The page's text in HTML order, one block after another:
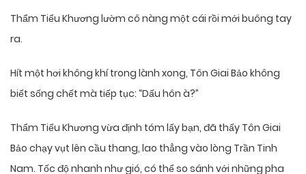
Thẩm Tiểu Khương lườm cô nàng một cái rồi mới buông tay
ra.
Hít một hơi không khí trong lành xong, Tôn Giai Bảo không
biết sống chết mà tiếp tục: “Dấu hôn à?”
Thẩm Tiểu Khương vừa định tóm lấy bạn, đã thấy Tôn Giai
Bảo chạy vụt lên cầu thang, lao thẳng vào lòng Trần Tinh
Nam. Tốc độ nhanh như gió, có thể so sánh với những pha